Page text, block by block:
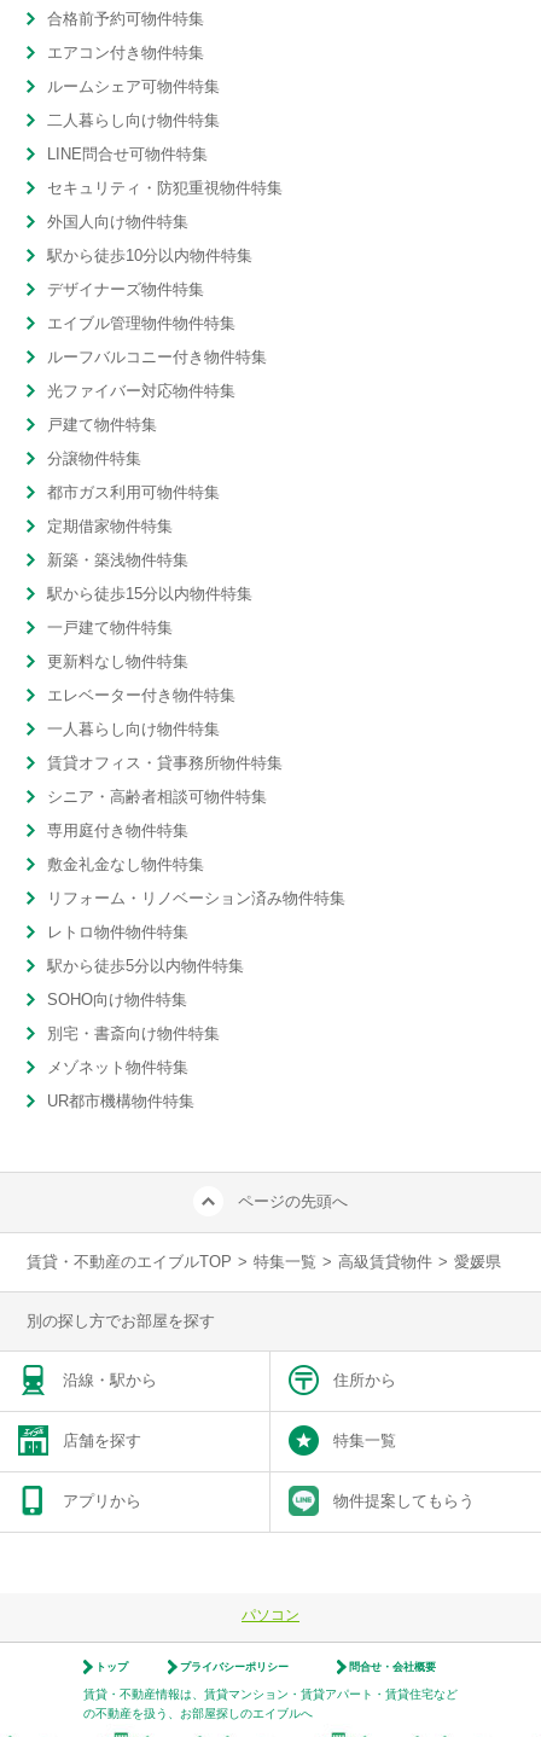
合格前予約可物件特集
エアコン付き物件特集
ルームシェア可物件特集
二人暮らし向け物件特集
LINE問合せ可物件特集
セキュリティ・防犯重視物件特集
外国人向け物件特集
駅から徒歩10分以内物件特集
デザイナーズ物件特集
エイブル管理物件物件特集
ルーフバルコニー付き物件特集
光ファイバー対応物件特集
戸建て物件特集
分譲物件特集
都市ガス利用可物件特集
定期借家物件特集
新築・築浅物件特集
駅から徒歩15分以内物件特集
一戸建て物件特集
更新料なし物件特集
エレベーター付き物件特集
一人暮らし向け物件特集
賃貸オフィス・貸事務所物件特集
シニア・高齢者相談可物件特集
専用庭付き物件特集
敷金礼金なし物件特集
リフォーム・リノベーション済み物件特集
レトロ物件物件特集
駅から徒歩5分以内物件特集
SOHO向け物件特集
別宅・書斎向け物件特集
メゾネット物件特集
UR都市機構物件特集
ページの先頭へ
賃貸・不動産のエイブルTOP > 特集一覧 > 高級賃貸物件 > 愛媛県
別の探し方でお部屋を探す
沿線・駅から 住所から
店舗を探す 特集一覧
アプリから 物件提案してもらう
パソコン
トップ プライバシーポリシー 問合せ・会社概要
賃貸・不動産情報は、賃貸マンション・賃貸アパート・賃貸住宅など
の不動産を扱う、お部屋探しのエイブルへ